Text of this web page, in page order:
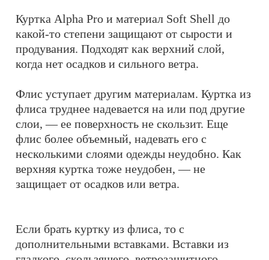
Куртка Alpha Pro и материал Soft Shell до
какой-то степени защищают от сырости и
продувания. Подходят как верхний слой,
когда нет осадков и сильного ветра.
Флис уступает другим материалам. Куртка из
флиса труднее надевается на или под другие
слои, — ее поверхность не скользит. Еще
флис более объемный, надевать его с
несколькими слоями одежды неудобно. Как
верхняя куртка тоже неудобен, — не
защищает от осадков или ветра.
Если брать куртку из флиса, то с
дополнительными вставками. Вставки из